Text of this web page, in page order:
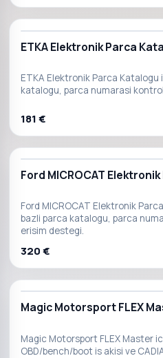
ETKA Elektronik Parca
ETKA Elektronik Parca Katalogu
katalogu, parca numarasi
181 €
Ford MICROCAT
Ford MICROCAT Elektronik
bazli parca katalogu, parca
erisim destegi.
320 €
Magic Motorsport FLEX
Magic Motorsport FLEX Master
OBD/bench/boot is akisi ve